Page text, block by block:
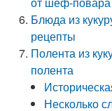
Блюда из
рецепты
Полента из
полента
Несколько